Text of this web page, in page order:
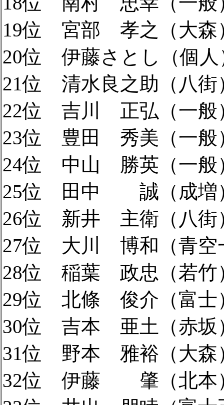
19位 宮部 孝之（大森
20位 伊藤さとし（個人
21位 清水良之助（八街
22位 吉川 正弘（一般
23位 豊田 秀美（一般
24位 中山 勝英（一般
25位 田中 誠（成増
26位 新井 主衛（八街
27位 大川 博和（青空
28位 稲葉 政忠（若竹
29位 北條 俊介（富士
30位 吉本 亜土（赤坂
31位 野本 雅裕（大森
32位 伊藤 肇（北本